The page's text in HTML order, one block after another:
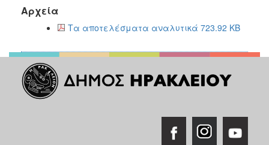
Αρχεία
Τα αποτελέσματα αναλυτικά 723.92 KB